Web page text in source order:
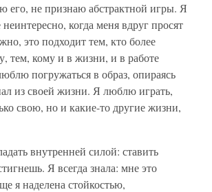
его, не признаю абстрактной игры. Я
когда меня вдруг просят
это подходит тем, кто более
тем, кому и в жизни, и в работе
погружаться в образ, опираясь
из своей жизни. Я люблю играть,
свою, но и какие-то другие жизни,
внутренней силой: ставить
Я всегда знала: мне это
я наделена стойкостью,